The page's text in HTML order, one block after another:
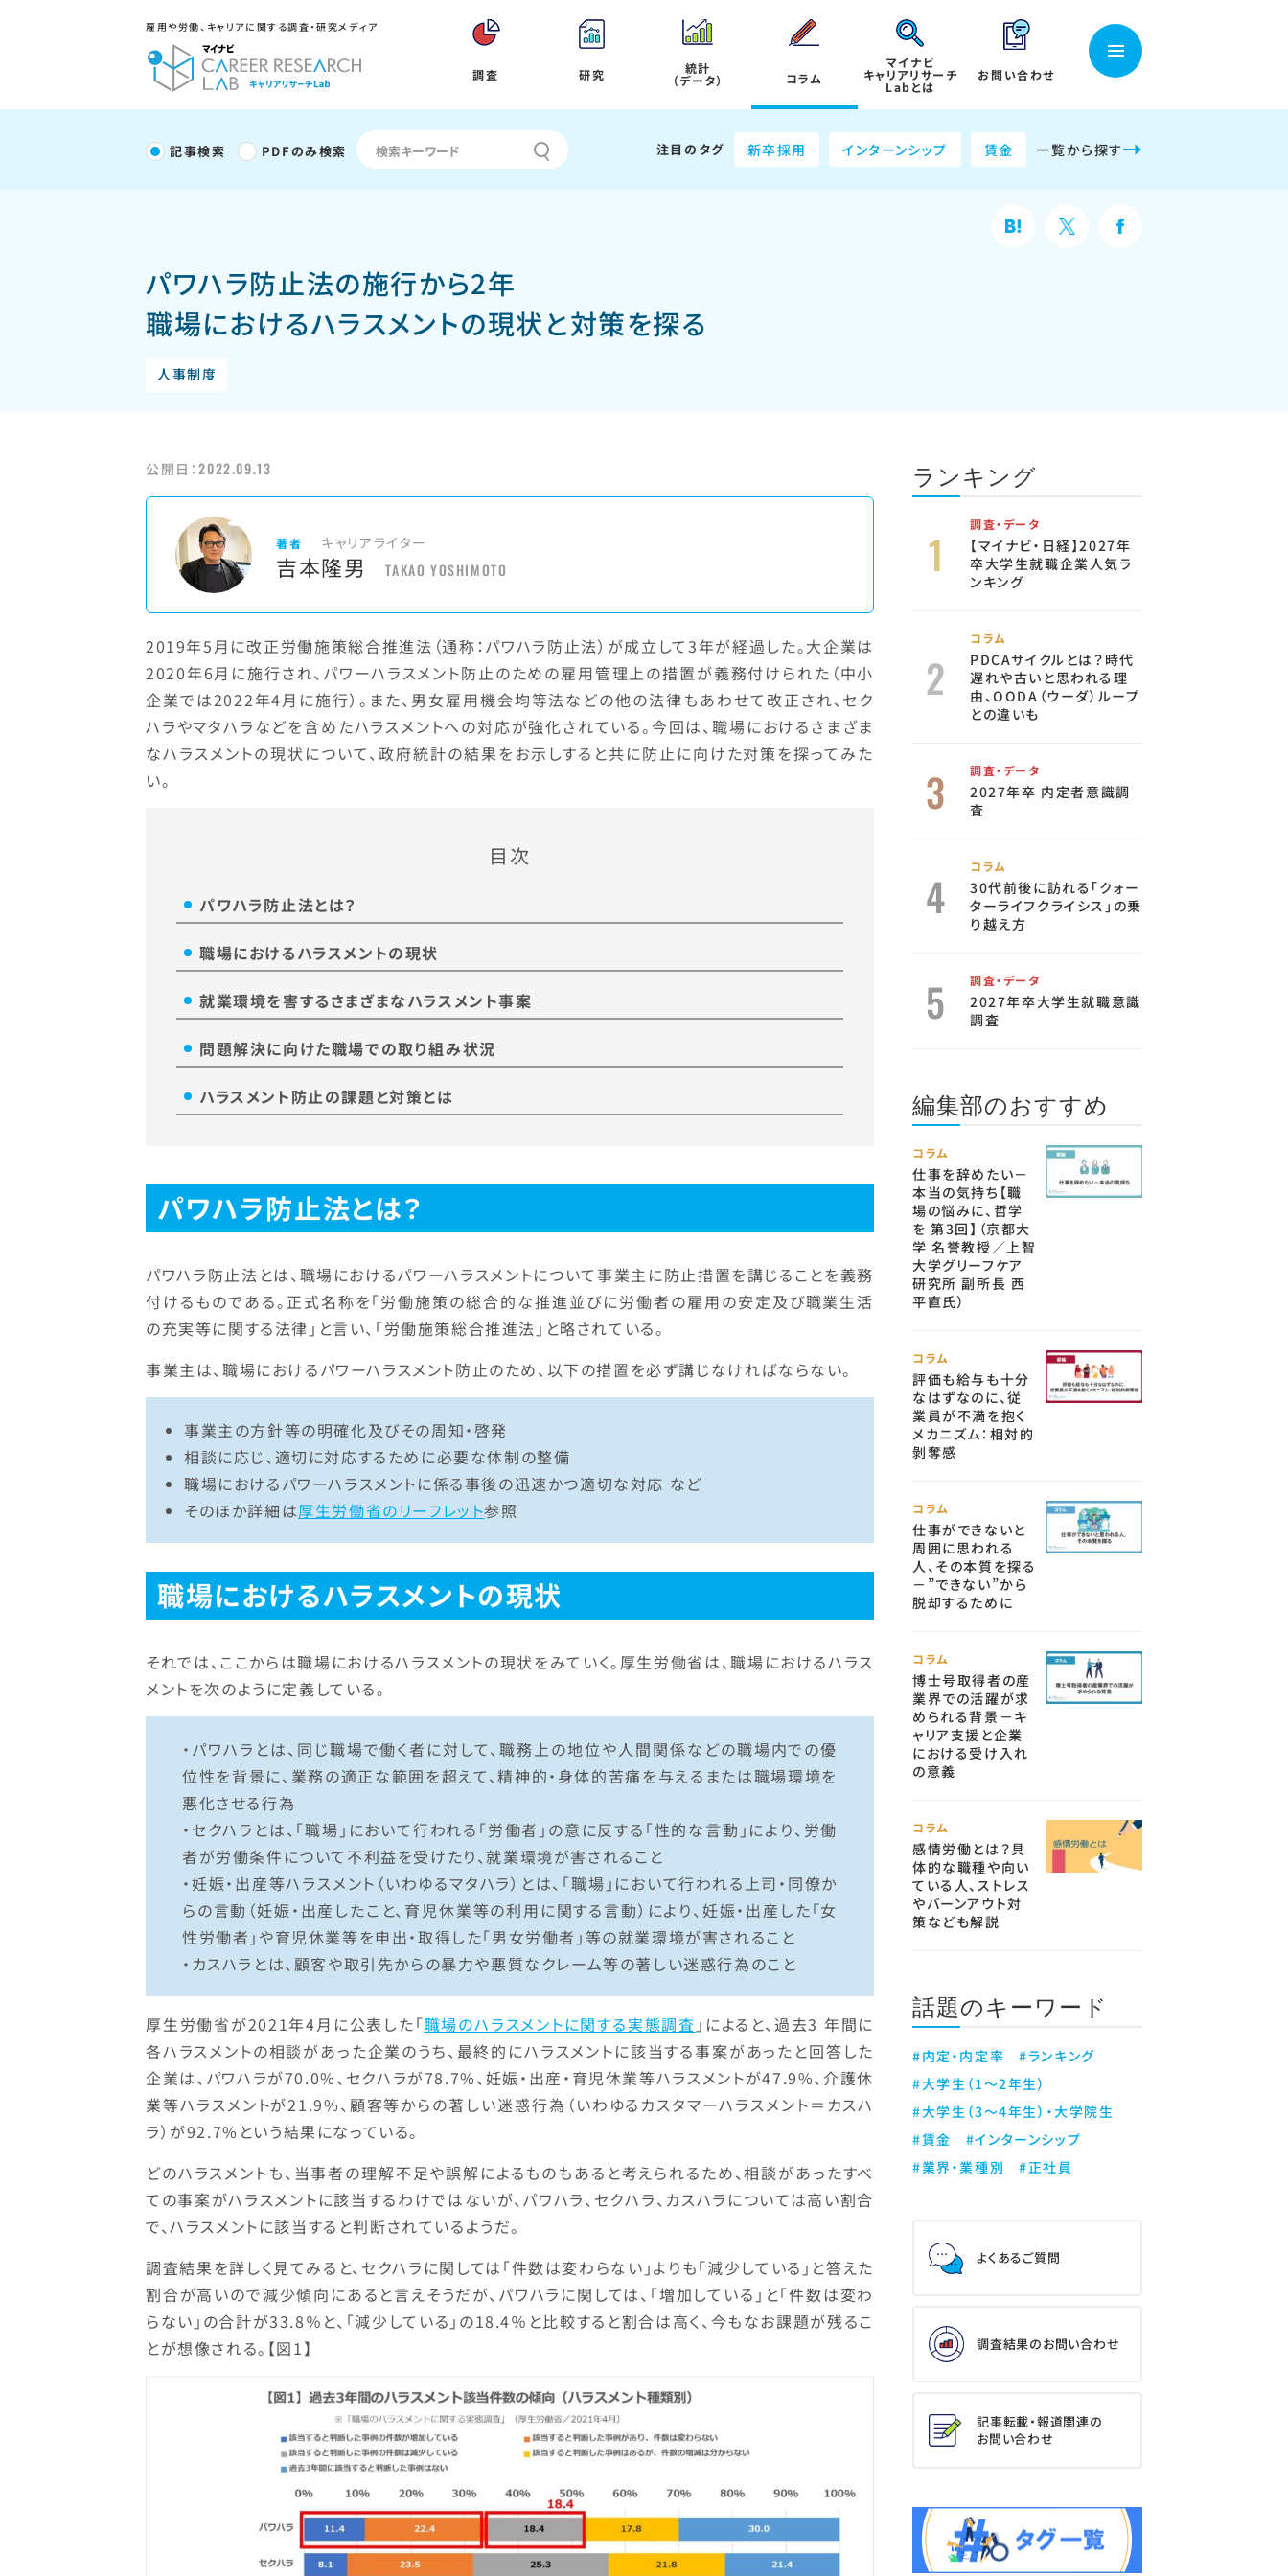
雇用や労働、キャリアに関する調査・研究メディア
調査 研究 統計
（データ） コラム
マイナビ
キャリアリサーチ
Labとは
お問い合わせ
記事検索 PDFのみ検索 注目のタグ 新卒採用 インターンシップ 賃金 一覧から探す
パワハラ防止法の施行から2年
職場におけるハラスメントの現状と対策を探る
人事制度
公開日：2022.09.13
著者 キャリアライター
吉本隆男 TAKAO YOSHIMOTO
2019年5月に改正労働施策総合推進法（通称：パワハラ防止法）が成立して3年が経過した。大企業は
2020年6月に施行され、パワーハラスメント防止のための雇用管理上の措置が義務付けられた（中小
企業では2022年4月に施行）。また、男女雇用機会均等法などの他の法律もあわせて改正され、セク
ハラやマタハラなどを含めたハラスメントへの対応が強化されている。今回は、職場におけるさまざま
なハラスメントの現状について、政府統計の結果をお示しすると共に防止に向けた対策を探ってみた
い。
目次
パワハラ防止法とは？
職場におけるハラスメントの現状
就業環境を害するさまざまなハラスメント事案
問題解決に向けた職場での取り組み状況
ハラスメント防止の課題と対策とは
パワハラ防止法とは？
パワハラ防止法とは、職場におけるパワーハラスメントについて事業主に防止措置を講じることを義務
付けるものである。正式名称を「労働施策の総合的な推進並びに労働者の雇用の安定及び職業生活
の充実等に関する法律」と言い、「労働施策総合推進法」と略されている。
事業主は、職場におけるパワーハラスメント防止のため、以下の措置を必ず講じなければならない。
事業主の方針等の明確化及びその周知・啓発
相談に応じ、適切に対応するために必要な体制の整備
職場におけるパワーハラスメントに係る事後の迅速かつ適切な対応 など
そのほか詳細は厚生労働省のリーフレット参照
職場におけるハラスメントの現状
それでは、ここからは職場におけるハラスメントの現状をみていく。厚生労働省は、職場におけるハラス
メントを次のように定義している。
・パワハラとは、同じ職場で働く者に対して、職務上の地位や人間関係などの職場内での優
位性を背景に、業務の適正な範囲を超えて、精神的・身体的苦痛を与えるまたは職場環境を
悪化させる行為
・セクハラとは、「職場」において行われる「労働者」の意に反する「性的な言動」により、労働
者が労働条件について不利益を受けたり、就業環境が害されること
・妊娠・出産等ハラスメント（いわゆるマタハラ）とは、「職場」において行われる上司・同僚か
らの言動（妊娠・出産したこと、育児休業等の利用に関する言動）により、妊娠・出産した「女
性労働者」や育児休業等を申出・取得した「男女労働者」等の就業環境が害されること
・カスハラとは、顧客や取引先からの暴力や悪質なクレーム等の著しい迷惑行為のこと
厚生労働省が2021年4月に公表した「職場のハラスメントに関する実態調査 」によると、過去3 年間に
各ハラスメントの相談があった企業のうち、最終的にハラスメントに該当する事案があったと回答した
企業は、パワハラが70.0%、セクハラが78.7%、妊娠・出産・育児休業等ハラスメントが47.9%、介護休
業等ハラスメントが21.9%、顧客等からの著しい迷惑行為（いわゆるカスタマーハラスメント＝カスハ
ラ）が92.7%という結果になっている。
どのハラスメントも、当事者の理解不足や誤解によるものもあると考えられるため、相談があったすべ
ての事案がハラスメントに該当するわけではないが、パワハラ、セクハラ、カスハラについては高い割合
で、ハラスメントに該当すると判断されているようだ。
調査結果を詳しく見てみると、セクハラに関しては「件数は変わらない」よりも「減少している」と答えた
割合が高いので減少傾向にあると言えそうだが、パワハラに関しては、「増加している」と「件数は変わ
らない」の合計が33.8％と、「減少している」の18.4％と比較すると割合は高く、今もなお課題が残るこ
とが想像される。【図1】
ランキング
調査・データ
【マイナビ・日経】2027年
卒大学生就職企業人気ラ
ンキング
コラム
PDCAサイクルとは？時代
遅れや古いと思われる理
由、OODA（ウーダ）ループ
との違いも
調査・データ
2027年卒 内定者意識調
査
コラム
30代前後に訪れる「クォー
ターライフクライシス」の乗
り越え方
調査・データ
2027年卒大学生就職意識
調査
編集部のおすすめ
コラム
仕事を辞めたい－
本当の気持ち【職
場の悩みに、哲学
を 第3回】（京都大
学 名誉教授／上智
大学グリーフケア
研究所 副所長 西
平直氏）
コラム
評価も給与も十分
なはずなのに、従
業員が不満を抱く
メカニズム：相対的
剝奪感
コラム
仕事ができないと
周囲に思われる
人、その本質を探る
－”できない”から
脱却するために
コラム
博士号取得者の産
業界での活躍が求
められる背景－キ
ャリア支援と企業
における受け入れ
の意義
コラム
感情労働とは？具
体的な職種や向い
ている人、ストレス
やバーンアウト対
策なども解説
話題のキーワード
#内定・内定率
#ランキング
#大学生（1～2年生）
#大学生（3～4年生）・大学院生
#賃金
#インターンシップ
#業界・業種別
#正社員
よくあるご質問
調査結果のお問い合わせ
記事転載・報道関連の
お問い合わせ